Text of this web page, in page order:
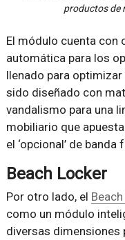
productos de
El módulo cuenta con
automática para los
llenado para
sido diseñado con
vandalismo para una
mobiliario que
el ‘opcional’ de
Beach Locker
Por otro lado, el
como un módulo
diversas dimensiones